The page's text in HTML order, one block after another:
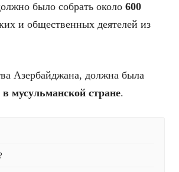
было собрать около 600
и общественных деятелей из
Азербайджана, должна была
мусульманской стране.